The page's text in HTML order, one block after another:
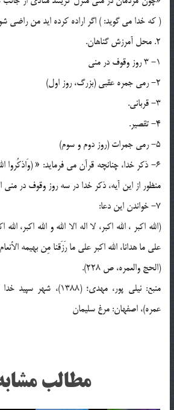
( که خدا می گوید: ) اگر اراده کرده اید من راضی
2. محل آمرزش گناهان.
1- 3 روز وقوف در منی
2- رمی جمره عقبی (بزرگ، روز اول)
3- قربانی.
4- تقصیر.
5- رمی جمرات (روز دوم و سوم)
6- ذکر خدا، چنانچه قرآن می فرماید: « (وَاذکُروا
منظور از این آیه، ذکر خدا در سه روز وقوف در
7- خواندن این دعا:
(الله اکبر ، الله اکبر، لا اله الا الله و الله اکبر،
علی ما هدانا، الله اکبر علی ما رَزَقنا مِن بهیمه
(الحج والعمره، ص 228).
منبع: نیلی پور، مهدی؛
عمره)، اصفهان: مرغ سلیمان
مطالب